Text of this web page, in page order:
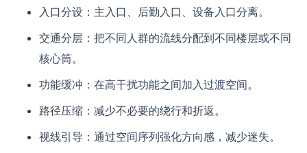
入口分设：主入口、后勤入口、设备入口分离。
交通分层：把不同人群的流线分配到不同楼层或不同
核心筒。
功能缓冲：在高干扰功能之间加入过渡空间。
路径压缩：减少不必要的绕行和折返。
视线引导：通过空间序列强化方向感，减少迷失。